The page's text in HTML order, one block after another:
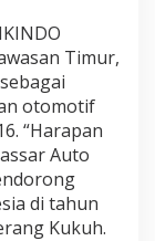
Timur,
otomotif
“Harapan
Auto
di tahun
Kukuh.